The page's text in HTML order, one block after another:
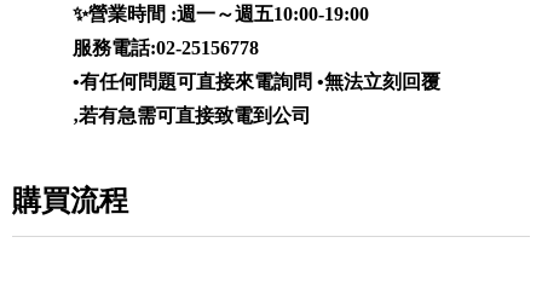
✨營業時間 :週一～週五10:00-19:00
服務電話:02-25156778
•有任何問題可直接來電詢問 •無法立刻回覆
‚若有急需可直接致電到公司
購買流程